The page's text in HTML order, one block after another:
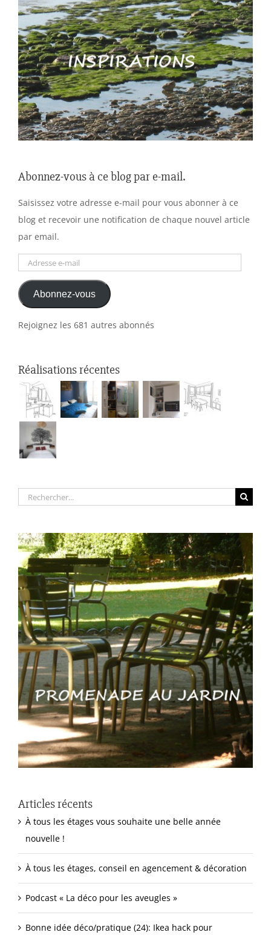
Abonnez-vous à ce blog par e-mail.
Saisissez votre adresse e-mail pour vous abonner à ce
blog et recevoir une notification de chaque nouvel article
par email.
Adresse
mailAbonnez-vous
Rejoignez les 681 autres abonnés
Réalisations récentes
Rechercher:
Articles récents
À tous les étages vous souhaite une belle année
nouvelle !
À tous les étages, conseil en agencement & décoration
Podcast « La déco pour les aveugles »
Bonne idée déco/pratique (24): Ikea hack pour